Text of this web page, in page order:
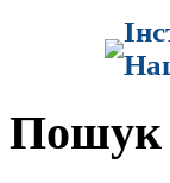
Пошук